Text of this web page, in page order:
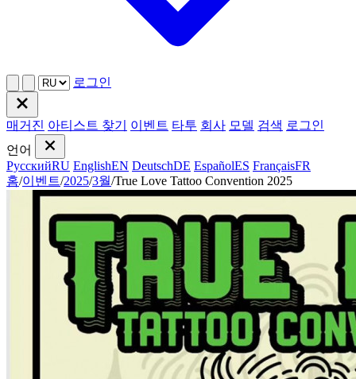
로그인
매거진 아티스트 찾기 이벤트 타투 회사 모델 검색 로그인
언어
РусскийRU EnglishEN DeutschDE EspañolES FrançaisFR
홈/이벤트/2025/3월/True Love Tattoo Convention 2025